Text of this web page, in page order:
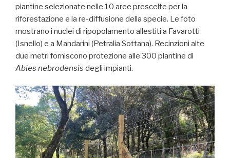
piantine selezionate nelle 10 aree prescelte per la
riforestazione e la re-diffusione della specie. Le foto
mostrano i nuclei di ripopolamento allestiti a Favarotti
(Isnello) e a Mandarini (Petralia Sottana). Recinzioni alte
due metri forniscono protezione alle 300 piantine di
Abies nebrodensis degli impianti.